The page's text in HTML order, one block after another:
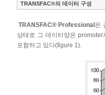
TRANSFAC®의 데이터 구성
TRANSFAC® Professional 은
상태로 그 데이터양은
포함하고 있다(figure 1).